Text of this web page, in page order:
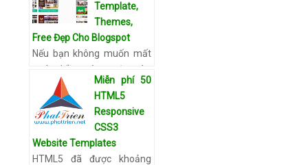
KHIÊM Kính thưa quý
khách, Công ty PCCC THIỆN
KHIÊM hiện là đơn vị cung …
Xem chi tiết
Template,
Themes,
Free Đẹp Cho Blogspot
Nếu bạn không muốn mất
quá nhiều công sức vào
việc thiết kế blog của mình
thì việc tham khảo 10 trang
template free này sẽ rất
hiệu quả đó. Nên nhớ, h…
Xem chi tiết
Miễn phí 50
HTML5
Responsive
CSS3
Website Templates
HTML5 đã được khoảng